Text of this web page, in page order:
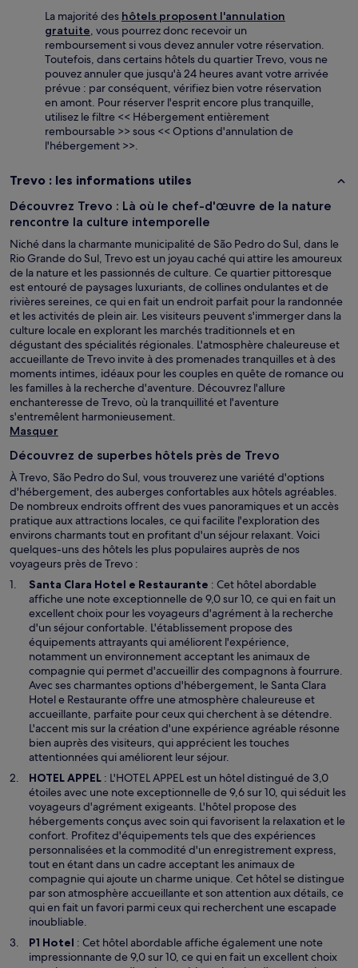
La majorité des hôtels proposent l'annulation
gratuite, vous pourrez donc recevoir un
remboursement si vous devez annuler votre réservation.
Toutefois, dans certains hôtels du quartier Trevo, vous ne
pouvez annuler que jusqu'à 24 heures avant votre arrivée
prévue : par conséquent, vérifiez bien votre réservation
en amont. Pour réserver l'esprit encore plus tranquille,
utilisez le filtre << Hébergement entièrement
remboursable >> sous << Options d'annulation de
l'hébergement >>.
Trevo : les informations utiles
Découvrez Trevo : Là où le chef-d'œuvre de la nature
rencontre la culture intemporelle
Niché dans la charmante municipalité de São Pedro do Sul, dans le
Rio Grande do Sul, Trevo est un joyau caché qui attire les amoureux
de la nature et les passionnés de culture. Ce quartier pittoresque
est entouré de paysages luxuriants, de collines ondulantes et de
rivières sereines, ce qui en fait un endroit parfait pour la randonnée
et les activités de plein air. Les visiteurs peuvent s'immerger dans la
culture locale en explorant les marchés traditionnels et en
dégustant des spécialités régionales. L'atmosphère chaleureuse et
accueillante de Trevo invite à des promenades tranquilles et à des
moments intimes, idéaux pour les couples en quête de romance ou
les familles à la recherche d'aventure. Découvrez l'allure
enchanteresse de Trevo, où la tranquillité et l'aventure
s'entremêlent harmonieusement.
Masquer
Découvrez de superbes hôtels près de Trevo
À Trevo, São Pedro do Sul, vous trouverez une variété d'options
d'hébergement, des auberges confortables aux hôtels agréables.
De nombreux endroits offrent des vues panoramiques et un accès
pratique aux attractions locales, ce qui facilite l'exploration des
environs charmants tout en profitant d'un séjour relaxant. Voici
quelques-uns des hôtels les plus populaires auprès de nos
voyageurs près de Trevo :
Santa Clara Hotel e Restaurante S
’
o
u
v
r
e
d
a
n
s
u
n
n
o
u
v
e
l
l
e
f
e
ê
t
: Cet hôtel abordable
affiche une note exceptionnelle de 9,0 sur 10, ce qui en fait un
excellent choix pour les voyageurs d'agrément à la recherche
d'un séjour confortable. L'établissement propose des
équipements attrayants qui améliorent l'expérience,
notamment un environnement acceptant les animaux de
compagnie qui permet d'accueillir des compagnons à fourrure.
Avec ses charmantes options d'hébergement, le Santa Clara
Hotel e Restaurante offre une atmosphère chaleureuse et
accueillante, parfaite pour ceux qui cherchent à se détendre.
L'accent mis sur la création d'une expérience agréable résonne
bien auprès des visiteurs, qui apprécient les touches
attentionnées qui améliorent leur séjour.
HOTEL APPELS
’
o
u
v
r
e
d
a
n
u
n
e
: L'HOTEL APPEL est un hôtel distingué de 3,0
étoiles avec une note exceptionnelle de 9,6 sur 10, qui séduit les
voyageurs d'agrément exigeants. L'hôtel propose des
hébergements conçus avec soin qui favorisent la relaxation et le
confort. Profitez d'équipements tels que des expériences
personnalisées et la commodité d'un enregistrement express,
tout en étant dans un cadre acceptant les animaux de
compagnie qui ajoute un charme unique. Cet hôtel se distingue
par son atmosphère accueillante et son attention aux détails, ce
qui en fait un favori parmi ceux qui recherchent une escapade
inoubliable.
P1 Hotel S
’
: Cet hôtel abordable affiche également une note
impressionnante de 9,0 sur 10, ce qui en fait un excellent choix